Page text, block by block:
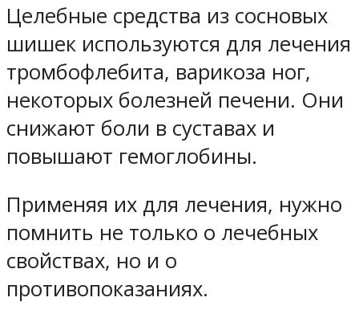
Целебные средства из сосновых
шишек используются для лечения
тромбофлебита, варикоза ног,
некоторых болезней печени. Они
снижают боли в суставах и
повышают гемоглобины.
Применяя их для лечения, нужно
помнить не только о лечебных
свойствах, но и о
противопоказаниях.